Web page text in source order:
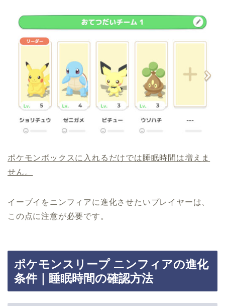
ポケモンボックスに入れるだけでは睡眠時間は増えま
せん。
イーブイをニンフィアに進化させたいプレイヤーは、
この点に注意が必要です。
ポケモンスリープ ニンフィアの進化
条件｜睡眠時間の確認方法